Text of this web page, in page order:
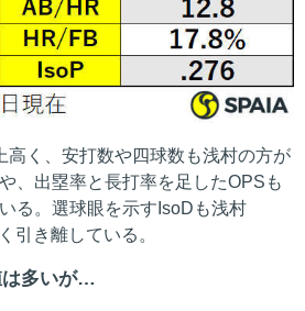
高く、安打数や四球数も浅村の方が
、出塁率と長打率を足したOPSも
る。選球眼を示すIsoDも浅村
引き離している。
は多いが…